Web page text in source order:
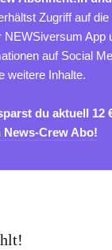
Zugriff auf
NEWSiversum App
auf Social
weitere Inhalte.
du aktuell 12
Crew Abo!